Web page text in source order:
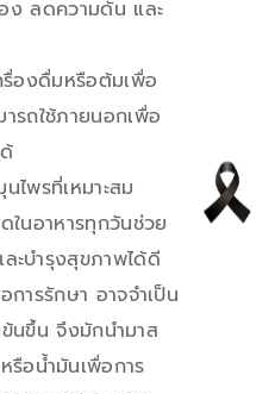
ง ลดความดัน และ
รื่องดื่มหรือต้มเพื่อ
รถใช้ภายนอกเพื่อ
ไพรที่เหมาะสม
ในอาหารทุกวันช่วย
ะบำรุงสุขภาพได้ดี
การรักษา อาจจำเป็น
นขึ้น จึงมักนำมาส
อน้ำมันเพื่อการ